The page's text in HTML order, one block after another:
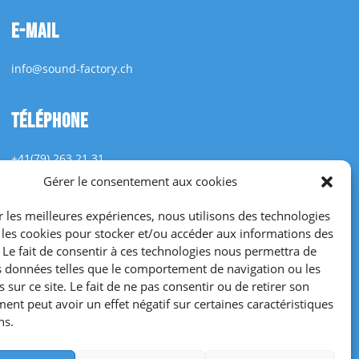
Gérer le consentement aux cookies
les meilleures expériences, nous utilisons des technologies
cookies pour stocker et/ou accéder aux informations des
fait de consentir à ces technologies nous permettra de
données telles que le comportement de navigation ou les
sur ce site. Le fait de ne pas consentir ou de retirer son
peut avoir un effet négatif sur certaines caractéristiques
E-MAIL
info@sound-factory.ch
TÉLÉPHONE
+41(79) 263 21 31
NOUS SUIVRE
CONDITIONS GÉNÉRALES
CGV Sound-Factory